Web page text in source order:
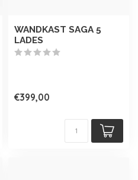
WANDKAST SAGA 5
LADES
€399,00